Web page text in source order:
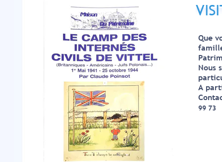
Que
Nous
A
99 73